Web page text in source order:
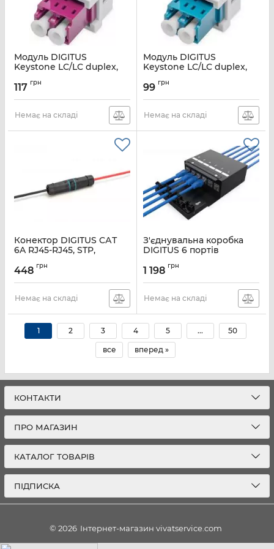
Модуль DIGITUS
Keystone LC/LC duplex,
Артикул:
117 грн
Немає на складі
Модуль DIGITUS
Keystone LC/LC duplex,
Артикул:
99 грн
Немає на складі
Конектор DIGITUS CАТ
6A RJ45-RJ45, STP,
Артикул:
448 грн
Немає на складі
З'єднувальна коробка
DIGITUS 6 портів
Артикул:
1 198 грн
Немає на складі
1 2 3 4 5 ... 50
все вперед »
КОНТАКТИ
ПРО МАГАЗИН
КАТАЛОГ ТОВАРІВ
ПІДПИСКА
© 2026 Інтернет-магазин vivatservice.com